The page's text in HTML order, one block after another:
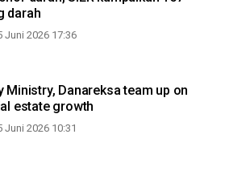
darah
Juni 2026 17:36
Ministry, Danareksa team up on
estate growth
Juni 2026 10:31